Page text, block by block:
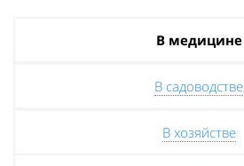
В медицине
В садоводстве
В хозяйстве